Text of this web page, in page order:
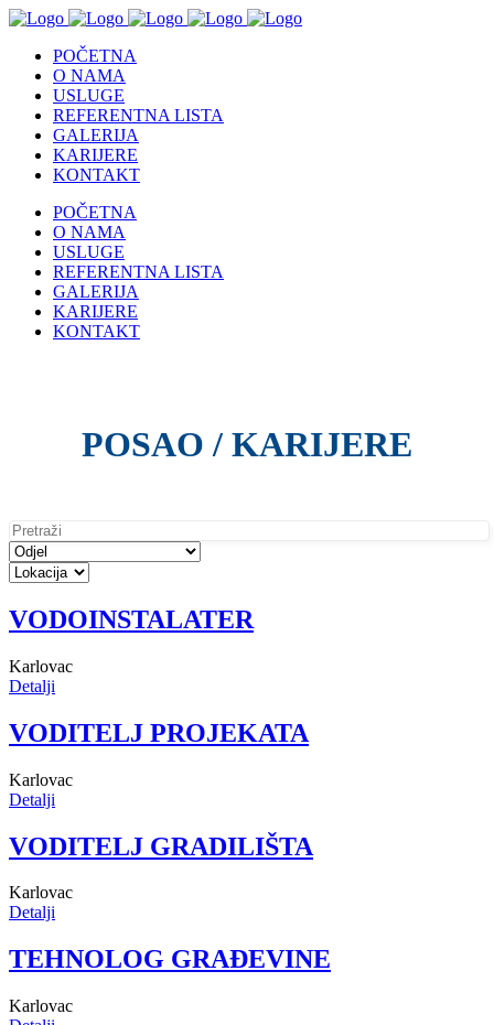
POČETNA
O NAMA
USLUGE
REFERENTNA LISTA
GALERIJA
KARIJERE
KONTAKT
POČETNA
O NAMA
USLUGE
REFERENTNA LISTA
GALERIJA
KARIJERE
KONTAKT
POSAO / KARIJERE
VODOINSTALATER
Karlovac
Detalji
VODITELJ PROJEKATA
Karlovac
Detalji
VODITELJ GRADILIŠTA
Karlovac
Detalji
TEHNOLOG GRAĐEVINE
Karlovac